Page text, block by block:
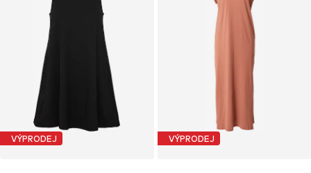
VÝPRODEJ VÝPRODEJ